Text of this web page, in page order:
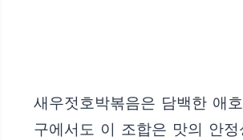
새우젓호박볶음은 담백한 애
구에서도 이 조합은 맛의 안